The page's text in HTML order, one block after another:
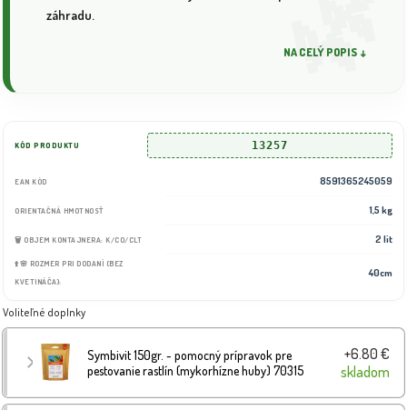
záhradu.
NA CELÝ POPIS ↓
KÓD PRODUKTU 13257
EAN KÓD 8591365245059
ORIENTAČNÁ HMOTNOSŤ 1,5 kg
🗑️ OBJEM KONTAJNERA: K/CO/CLT 2 lit
⬆️🌸 ROZMER PRI DODANÍ (BEZ
KVETINÁČA):
40cm
Voliteľné doplnky
Symbivit 150gr. - pomocný prípravok pre
pestovanie rastlín (mykorhízne huby) 70315
+6.80 €
skladom